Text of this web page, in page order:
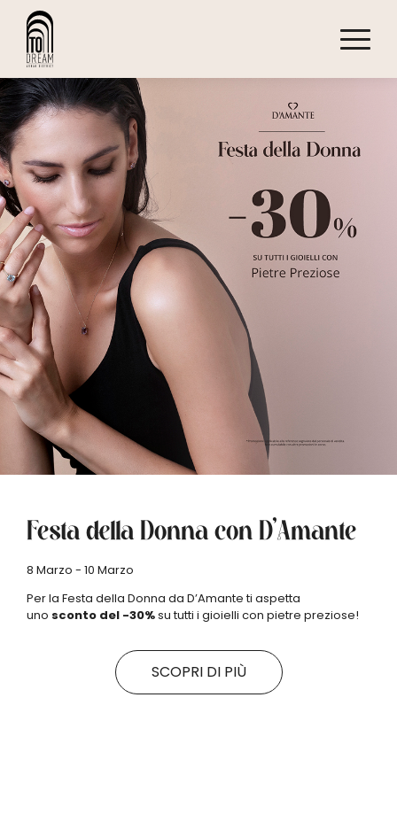
Festa della Donna con D’Amante
8 Marzo - 10 Marzo
Per la Festa della Donna da D’Amante ti aspetta
uno sconto del -30%su tutti i gioielli con pietre preziose!
SCOPRI DI PIÙ